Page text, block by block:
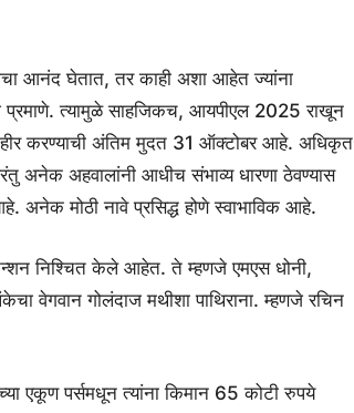
आनंद घेतात, तर काही अशा आहेत ज्यांना
प्रमाणे. त्यामुळे साहजिकच, आयपीएल 2025 राखून
करण्याची अंतिम मुदत 31 ऑक्टोबर आहे. अधिकृत
अनेक अहवालांनी आधीच संभाव्य धारणा ठेवण्यास
मोठी नावे प्रसिद्ध होणे स्वाभाविक आहे.
निश्चित केले आहेत. ते म्हणजे एमएस धोनी,
वेगवान गोलंदाज मथीशा पाथिराना. म्हणजे रचिन
एकूण पर्समधून त्यांना किमान 65 कोटी रुपये